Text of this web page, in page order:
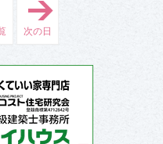
4
月
3
0
日
」
次の日